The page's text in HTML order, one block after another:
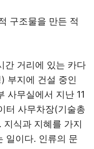
구조물을 만든 적
간 거리에 있는 카다
부지에 건설 중인
사무실에서 지난 11
터 사무차장(기술총
지식과 지혜를 가지
일이다. 인류의 문